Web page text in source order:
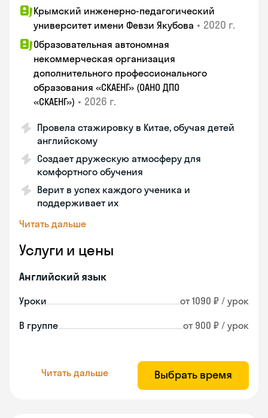
Крымский инженерно-педагогический
университет имени Февзи Якубова • 2020 г.
Образовательная автономная
некоммерческая организация
дополнительного профессионального
образования «СКАЕНГ» (ОАНО ДПО
«СКАЕНГ») • 2026 г.
Провела стажировку в Китае, обучая детей
английскому
Создает дружескую атмосферу для
комфортного обучения
Верит в успех каждого ученика и
поддерживает их
Читать дальше
Услуги и цены
Английский язык
Уроки от 1090 ₽ / урок
В группе от 900 ₽ / урок
Читать дальше Выбрать время